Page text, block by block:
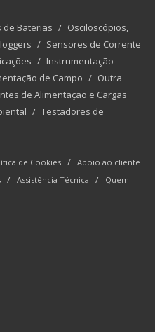
de Baterias / Osciloscópios,
/ Sensores de Corrente
/ Instrumentação
de Campo / Outra
de Alimentação e Cargas
/ Testadores de
de Cookies / Apoio ao cliente
/ Assistência Técnica /
Quem